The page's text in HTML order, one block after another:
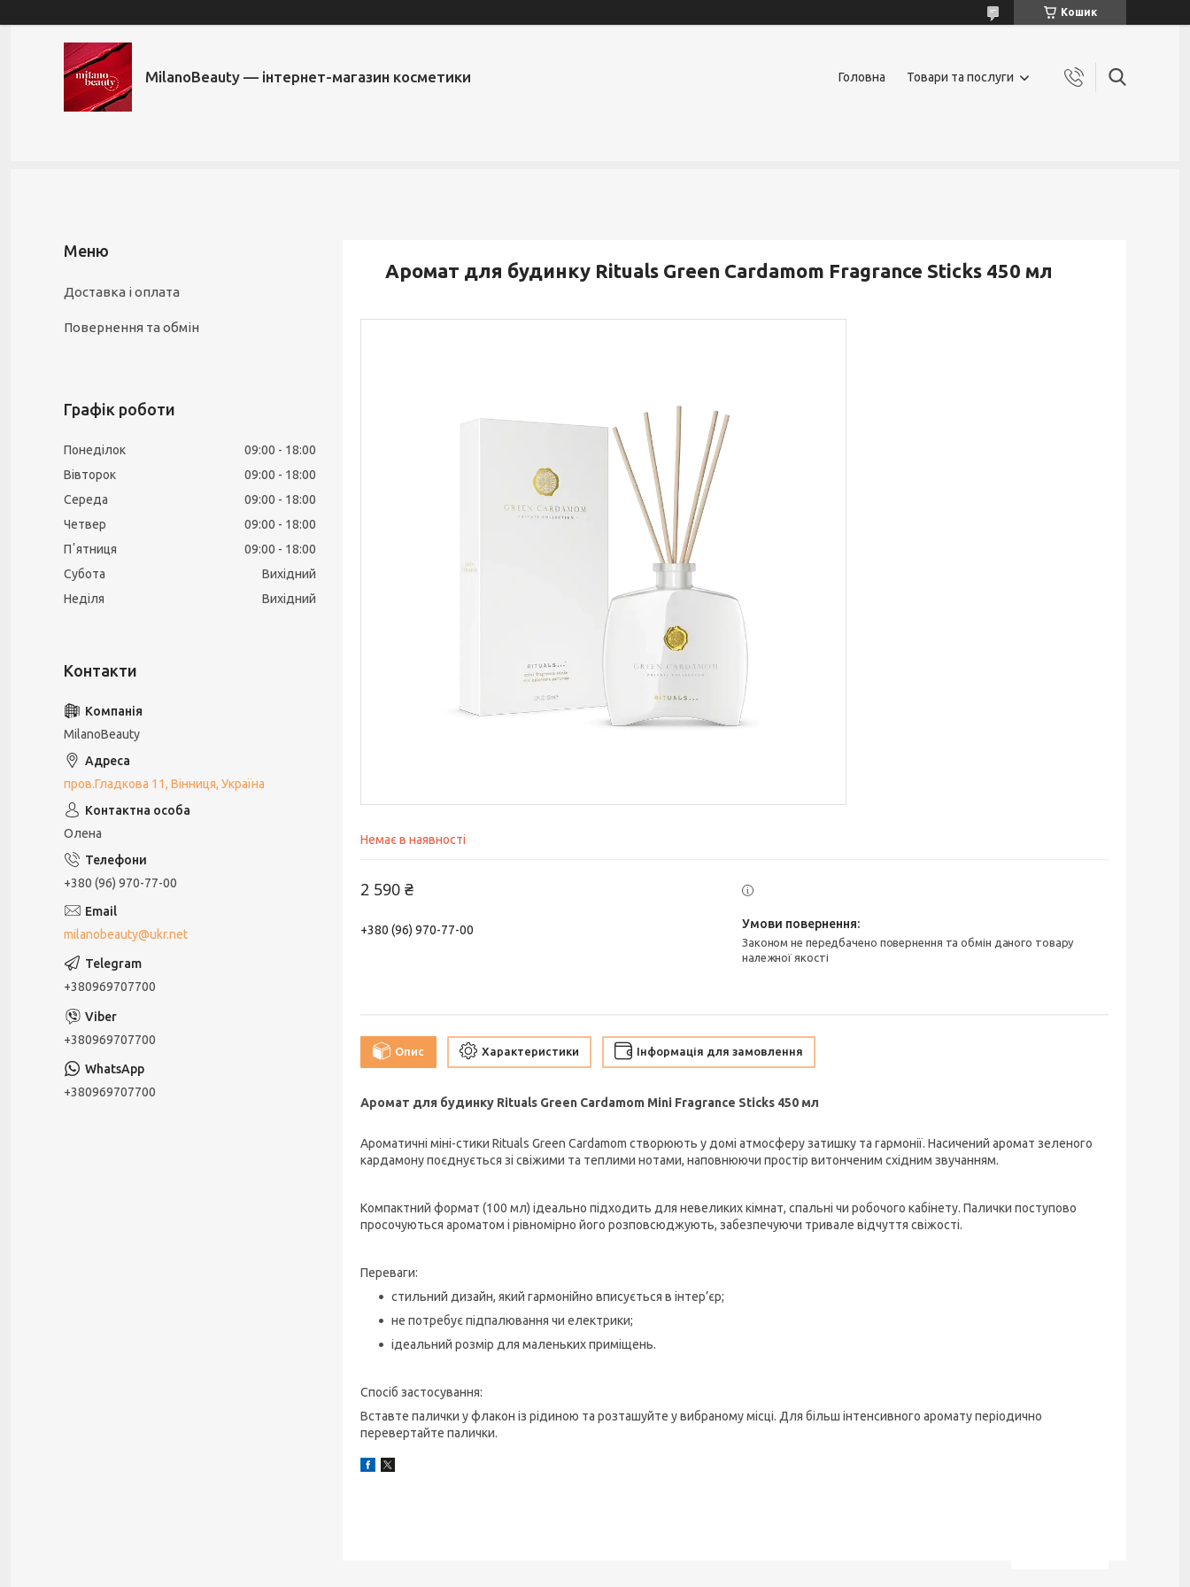
Кошик
MilanoBeauty — інтернет-магазин косметики Головна Товари та послуги
Аромат для будинку Rituals Green Cardamom Fragrance Sticks 450 мл
Немає в наявності
2 590 ₴
+380 (96) 970-77-00
Законом не передбачено повернення та обмін даного товару
належної якості
Опис Характеристики Інформація для замовлення
Аромат для будинку Rituals Green Cardamom Mini Fragrance Sticks 450 мл
Ароматичні міні-стики Rituals Green Cardamom створюють у домі атмосферу затишку та гармонії. Насичений аромат зеленого
кардамону поєднується зі свіжими та теплими нотами, наповнюючи простір витонченим східним звучанням.
Компактний формат (100 мл) ідеально підходить для невеликих кімнат, спальні чи робочого кабінету. Палички поступово
просочуються ароматом і рівномірно його розповсюджують, забезпечуючи тривале відчуття свіжості.
Переваги:
стильний дизайн, який гармонійно вписується в інтер’єр;
не потребує підпалювання чи електрики;
ідеальний розмір для маленьких приміщень.
Спосіб застосування:
Вставте палички у флакон із рідиною та розташуйте у вибраному місці. Для більш інтенсивного аромату періодично
перевертайте палички.
Доставка і оплата
Повернення та обмін
Графік роботи
Понеділок 09:00
18:00
Вівторок
09:00
18:00
Середа
09:00
18:00
Четвер
09:00
18:00
Пʼятниця
09:00
18:00
Субота
Вихідний
Неділя
Вихідний
MilanoBeauty
пров.Гладкова 11, Вінниця, Україна
Олена
+380 (96) 970-77-00
milanobeauty@ukr.net
+380969707700
+380969707700
+380969707700